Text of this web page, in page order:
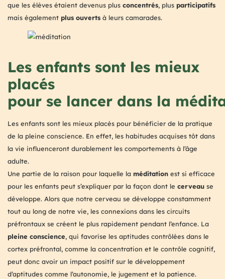
que les élèves étaient devenus plus concentrés, plus participatifs
mais également plus ouverts à leurs camarades.
Les enfants sont les mieux
placés
pour se lancer dans la
Les enfants sont les mieux placés pour bénéficier de la pratique
de la pleine conscience. En effet, les habitudes acquises tôt dans
la vie influenceront durablement les comportements à l’âge
adulte.
Une partie de la raison pour laquelle la méditation est si efficace
pour les enfants peut s’expliquer par la façon dont le cerveau se
développe. Alors que notre cerveau se développe constamment
tout au long de notre vie, les connexions dans les circuits
préfrontaux se créent le plus rapidement pendant l’enfance. La
pleine conscience, qui favorise les aptitudes contrôlées dans le
cortex préfrontal, comme la concentration et le contrôle cognitif,
peut donc avoir un impact positif sur le développement
d’aptitudes comme l’autonomie, le jugement et la patience.